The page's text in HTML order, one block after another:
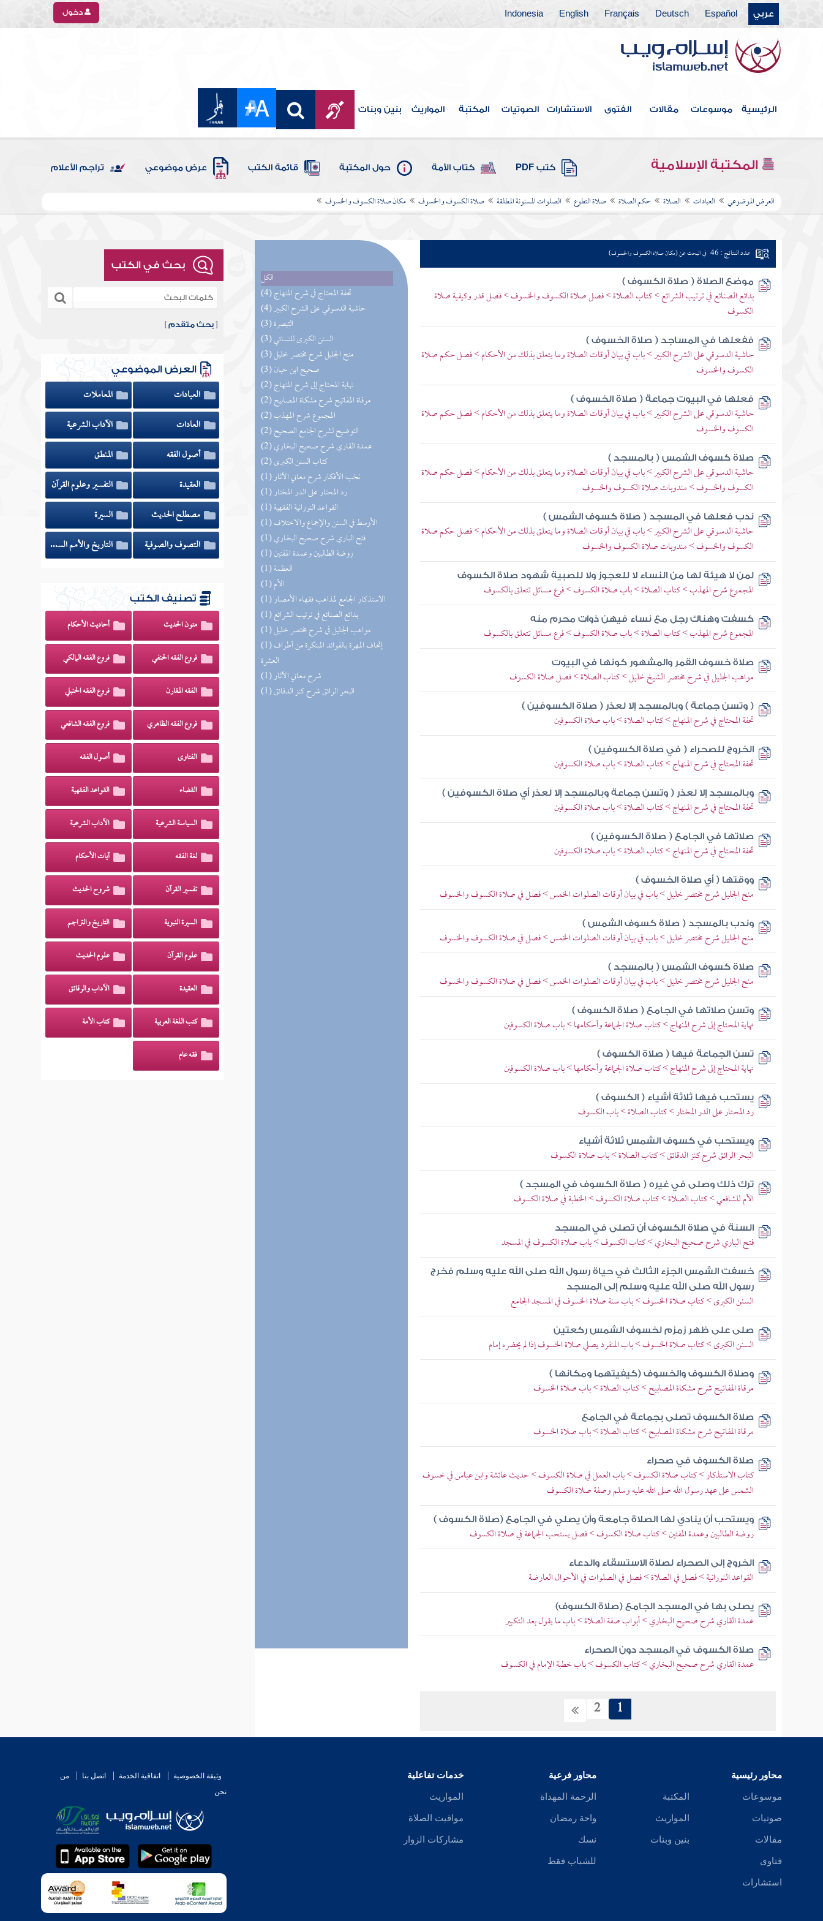
عربي Español
Deutsch
Français
English
Indonesia دخول
الرئيسية موسوعات مقالات الفتوى الاستشارات الصوتيات المكتبة المواريث بنين وبنات
المكتبة الإسلامية كتب PDF كتاب الأمة حول المكتبة قائمة الكتب عرض موضوعي تراجم الأعلام
العرض الموضوعي العبادات الصلاة حكم الصلاة صلاة التطوع الصلوات المسنونة المطلقة صلاة الكسوف والخسوف مكان صلاة الكسوف والخسوف
الكل
(4) تحفة المحتاج في شرح المنهاج
(4) حاشية الدسوقي على الشرح الكبير
(3) التبصرة
(3) السنن الكبرى للنسائي
(3) منح الجليل شرح مختصر خليل
(3) صحيح ابن حبان
(2) نهاية المحتاج إلى شرح المنهاج
(2) مرقاة المفاتيح شرح مشكاة المصابيح
(2) المجموع شرح المهذب
(2) التوضيح لشرح الجامع الصحيح
(2) عمدة القاري شرح صحيح البخاري
(2) كتاب السنن الكبرى
(1) نخب الأفكار شرح معاني الآثار
(1) رد المحتار على الدر المختار
(1) القواعد النورانية الفقهية
(1) الأوسط في السنن والإجماع والاختلاف
(1) فتح الباري شرح صحيح البخاري
(1) روضة الطالبين وعمدة المفتين
(1) العظمة
(1) الأم
(1) الاستذكار الجامع لمذاهب فقهاء الأمصار
(1) بدائع الصنائع في ترتيب الشرائع
(1) مواهب الجليل في شرح مختصر خليل
(1) إتحاف المهرة بالفوائد المبتكرة من أطراف
العشرة
(1) شرح معاني الآثار
(1) البحر الرائق شرح كنز الدقائق
عدد النتائج : 46 في البحث عن (مكان صلاة الكسوف والخسوف)
موضع الصلاة ( صلاة الكسوف )
بدائع الصنائع في ترتيب الشرائع > كتاب الصلاة > فصل صلاة الكسوف والخسوف > فصل قدر وكيفية صلاة
الكسوف
ففعلها في المساجد ( صلاة الخسوف )
حاشية الدسوقي على الشرح الكبير > باب في بيان أوقات الصلاة وما يتعلق بذلك من الأحكام > فصل حكم صلاة
الكسوف والخسوف
فعلها في البيوت جماعة ( صلاة الخسوف )
حاشية الدسوقي على الشرح الكبير > باب في بيان أوقات الصلاة وما يتعلق بذلك من الأحكام > فصل حكم صلاة
الكسوف والخسوف
صلاة كسوف الشمس ( بالمسجد )
حاشية الدسوقي على الشرح الكبير > باب في بيان أوقات الصلاة وما يتعلق بذلك من الأحكام > فصل حكم صلاة
الكسوف والخسوف > مندوبات صلاة الكسوف والخسوف
ندب فعلها في المسجد ( صلاة كسوف الشمس )
حاشية الدسوقي على الشرح الكبير > باب في بيان أوقات الصلاة وما يتعلق بذلك من الأحكام > فصل حكم صلاة
الكسوف والخسوف > مندوبات صلاة الكسوف والخسوف
لمن لا هيئة لها من النساء لا للعجوز ولا للصبية شهود صلاة الكسوف
المجموع شرح المهذب > كتاب الصلاة > باب صلاة الكسوف > فرع مسائل تتعلق بالكسوف
كسفت وهناك رجل مع نساء فيهن ذوات محرم منه
المجموع شرح المهذب > كتاب الصلاة > باب صلاة الكسوف > فرع مسائل تتعلق بالكسوف
صلاة خسوف القمر والمشهور كونها في البيوت
مواهب الجليل في شرح مختصر الشيخ خليل > كتاب الصلاة > فصل صلاة الكسوف
( وتسن جماعة ) وبالمسجد إلا لعذر ( صلاة الكسوفين )
تحفة المحتاج في شرح المنهاج > كتاب الصلاة > باب صلاة الكسوفين
الخروج للصحراء ( في صلاة الكسوفين )
تحفة المحتاج في شرح المنهاج > كتاب الصلاة > باب صلاة الكسوفين
وبالمسجد إلا لعذر ( وتسن جماعة وبالمسجد إلا لعذر أي صلاة الكسوفين )
تحفة المحتاج في شرح المنهاج > كتاب الصلاة > باب صلاة الكسوفين
صلاتها في الجامع ( صلاة الكسوفين )
تحفة المحتاج في شرح المنهاج > كتاب الصلاة > باب صلاة الكسوفين
ووقتها ( أي صلاة الخسوف )
منح الجليل شرح مختصر خليل > باب في بيان أوقات الصلوات الخمس > فصل في صلاة الكسوف والخسوف
وندب بالمسجد ( صلاة كسوف الشمس )
منح الجليل شرح مختصر خليل > باب في بيان أوقات الصلوات الخمس > فصل في صلاة الكسوف والخسوف
صلاة كسوف الشمس ( بالمسجد )
منح الجليل شرح مختصر خليل > باب في بيان أوقات الصلوات الخمس > فصل في صلاة الكسوف والخسوف
وتسن صلاتها في الجامع ( صلاة الكسوف )
نهاية المحتاج إلى شرح المنهاج > كتاب صلاة الجماعة وأحكامها > باب صلاة الكسوفين
تسن الجماعة فيها ( صلاة الكسوف )
نهاية المحتاج إلى شرح المنهاج > كتاب صلاة الجماعة وأحكامها > باب صلاة الكسوفين
يستحب فيها ثلاثة أشياء ( الكسوف )
رد المحتار على الدر المختار > كتاب الصلاة > باب الكسوف
ويستحب في كسوف الشمس ثلاثة أشياء
البحر الرائق شرح كنز الدقائق > كتاب الصلاة > باب صلاة الكسوف
ترك ذلك وصلى في غيره ( صلاة الكسوف في المسجد )
الأم للشافعي > كتاب الصلاة > كتاب صلاة الكسوف > الخطبة في صلاة الكسوف
السنة في صلاة الكسوف أن تصلى في المسجد
فتح الباري شرح صحيح البخاري > كتاب الكسوف > باب صلاة الكسوف في المسجد
خسفت الشمس الجزء الثالث في حياة رسول الله صلى الله عليه وسلم فخرج
رسول الله صلى الله عليه وسلم إلى المسجد
السنن الكبرى > كتاب صلاة الخسوف > باب سنة صلاة الخسوف في المسجد الجامع
صلى على ظهر زمزم لخسوف الشمس ركعتين
السنن الكبرى > كتاب صلاة الخسوف > باب المنفرد يصلي صلاة الخسوف إذا لم يحضره إمام
وصلاة الكسوف والخسوف (كيفيتهما ومكانها )
مرقاة المفاتيح شرح مشكاة المصابيح > كتاب الصلاة > باب صلاة الخسوف
صلاة الكسوف تصلى بجماعة في الجامع
مرقاة المفاتيح شرح مشكاة المصابيح > كتاب الصلاة > باب صلاة الخسوف
صلاة الكسوف في صحراء
كتاب الاستذكار > كتاب صلاة الكسوف > باب العمل في صلاة الكسوف > حديث عائشة وابن عباس في خسوف
الشمس على عهد رسول الله صلى الله عليه وسلم وصفة صلاة الكسوف
ويستحب أن ينادي لها الصلاة جامعة وأن يصلي في الجامع (صلاة الكسوف )
روضة الطالبين وعمدة المفتين > كتاب صلاة الكسوف > فصل يستحب الجماعة في صلاة الكسوف
الخروج إلى الصحراء لصلاة الاستسقاء والدعاء
القواعد النورانية > فصل في الصلاة > فصل في الصلوات في الأحوال العارضة
يصلى بها في المسجد الجامع (صلاة الكسوف)
عمدة القاري شرح صحيح البخاري > أبواب صفة الصلاة > باب ما يقول بعد التكبير
صلاة الكسوف في المسجد دون الصحراء
عمدة القاري شرح صحيح البخاري > كتاب الكسوف > باب خطبة الإمام في الكسوف
1
2
بحث في الكتب
[بحث متقدم ]
العرض الموضوعي
العبادات
المعاملات
العادات
الآداب الشرعية
أصول الفقه
المنطق
العقيدة
التفسير وعلوم القرآن
مصطلح الحديث
السيرة
التصوف والصوفية
التاريخ والأمم السابقة
تصنيف الكتب
متون الحديث أحاديث الأحكام
فروع الفقه الحنفي فروع الفقه المالكي
الفقه المقارن فروع الفقه الحنبلي
فروع الفقه الظاهري فروع الفقه الشافعي
الفتاوى أصول الفقه
القضاء القواعد الفقهية
السياسة الشرعية الآداب الشرعية
لغة الفقه آيات الأحكام
تفسير القرآن شروح الحديث
السيرة النبوية التاريخ والتراجم
علوم القرآن علوم الحديث
العقيدة الآداب والرقائق
كتب اللغة العربية كتاب الأمة
فقه عام
محاور رئيسية
موسوعات
صوتيات
مقالات
فتاوى
استشارات
المكتبة
المواريث
بنين وبنات
محاور فرعية
الرحمة المهداة
واحة رمضان
نسك
للشباب فقط
خدمات تفاعلية
المواريث
مواقيت الصلاة
مشاركات الزوار
وثيقة الخصوصية اتفاقية الخدمة اتصل بنا
من
نحن